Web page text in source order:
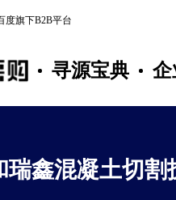
度旗下B2B平台
寻源宝典 企
瑞鑫混凝土切割